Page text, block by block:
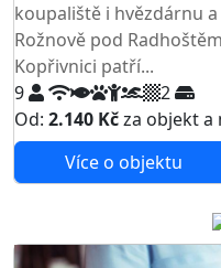
koupaliště i hvězdárnu
Rožnově pod
Kopřivnici patří...
9
2
Od: 2.140 Kčza objekt a
Více o objektu